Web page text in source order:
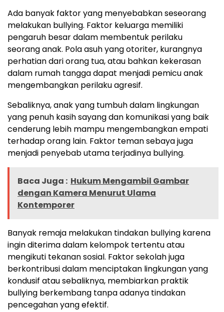
Ada banyak faktor yang menyebabkan seseorang
melakukan bullying. Faktor keluarga memiliki
pengaruh besar dalam membentuk perilaku
seorang anak. Pola asuh yang otoriter, kurangnya
perhatian dari orang tua, atau bahkan kekerasan
dalam rumah tangga dapat menjadi pemicu anak
mengembangkan perilaku agresif.
Sebaliknya, anak yang tumbuh dalam lingkungan
yang penuh kasih sayang dan komunikasi yang baik
cenderung lebih mampu mengembangkan empati
terhadap orang lain. Faktor teman sebaya juga
menjadi penyebab utama terjadinya bullying.
Baca Juga : Hukum Mengambil Gambar
dengan Kamera Menurut Ulama
Kontemporer
Banyak remaja melakukan tindakan bullying karena
ingin diterima dalam kelompok tertentu atau
mengikuti tekanan sosial. Faktor sekolah juga
berkontribusi dalam menciptakan lingkungan yang
kondusif atau sebaliknya, membiarkan praktik
bullying berkembang tanpa adanya tindakan
pencegahan yang efektif.